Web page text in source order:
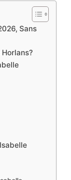
Sans